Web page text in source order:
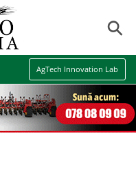
⚲
AgTech Innovation Lab